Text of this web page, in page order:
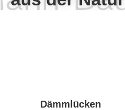
Dämmlücken